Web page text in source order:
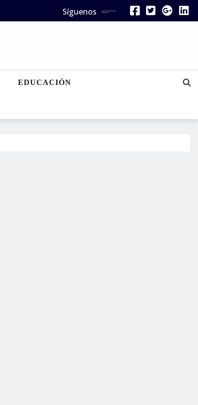
Síguenos
EDUCACIÓN